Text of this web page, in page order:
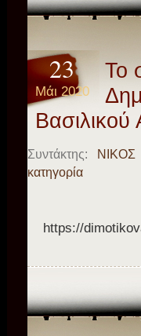
23
Μάι 2020
Το
Βασιλικού
Συντάκτης:
κατηγορία
https://